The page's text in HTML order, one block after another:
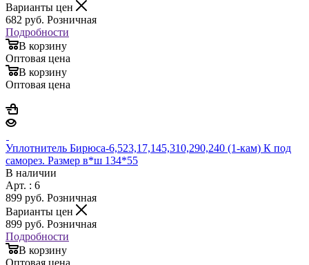
Варианты цен
682 руб. Розничная
Подробности
В корзину
Оптовая цена
В корзину
Оптовая цена
Уплотнитель Бирюса-6,523,17,145,310,290,240 (1-кам) К под
саморез. Размер в*ш 134*55
В наличии
Арт. : 6
899 руб. Розничная
Варианты цен
899 руб. Розничная
Подробности
В корзину
Оптовая цена